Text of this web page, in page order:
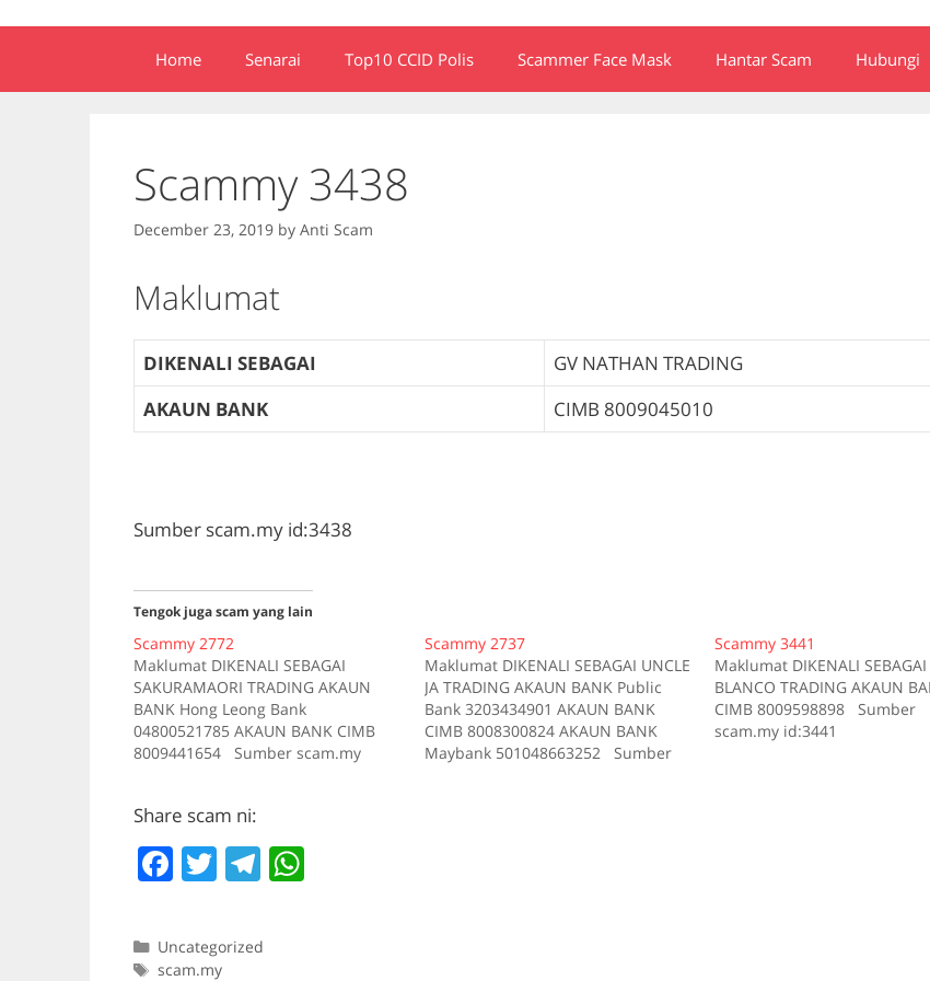
Home Senarai Top10 CCID Polis Scammer Face Mask Hantar Scam Hubungi
Scammy 3438
December 23, 2019 by Anti Scam
Maklumat
DIKENALI SEBAGAI
GV NATHAN TRADING
AKAUN BANK
CIMB 8009045010
Sumber scam.my id:3438
Tengok juga scam yang lain
Scammy 2772
Maklumat DIKENALI SEBAGAI
SAKURAMAORI TRADING AKAUN
BANK Hong Leong Bank
04800521785 AKAUN BANK CIMB
8009441654 Sumber scam.my
Scammy 2737
Maklumat DIKENALI SEBAGAI UNCLE
JA TRADING AKAUN BANK Public
Bank 3203434901 AKAUN BANK
CIMB 8008300824 AKAUN BANK
Maybank 501048663252 Sumber
Scammy 3441
Maklumat DIKENALI SEBAGAI
BLANCO TRADING AKAUN
CIMB 8009598898 Sumber
scam.my id:3441
Share scam ni:
F
c
e
T
itt
er
T
e
gr
Categories
Uncategorized
Tags
scam.my